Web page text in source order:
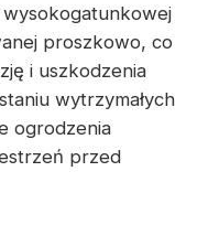
proszkowo, co
i uszkodzenia
wytrzymałych
ogrodzenia
przed